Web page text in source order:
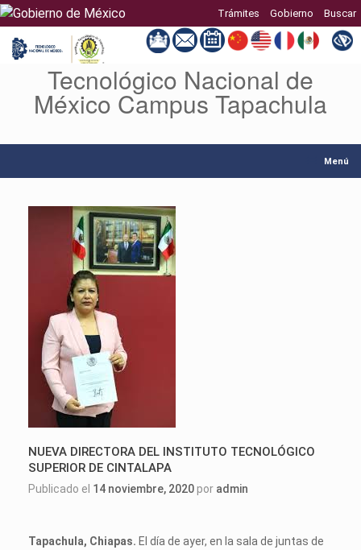
Trámites Gobierno Buscar
contenido
Tecnológico Nacional de
México Campus Tapachula
Menú
NUEVA DIRECTORA DEL INSTITUTO TECNOLÓGICO
SUPERIOR DE CINTALAPA
Publicado el 14 noviembre, 2020por admin
Tapachula, Chiapas. El día de ayer, en la sala de juntas de